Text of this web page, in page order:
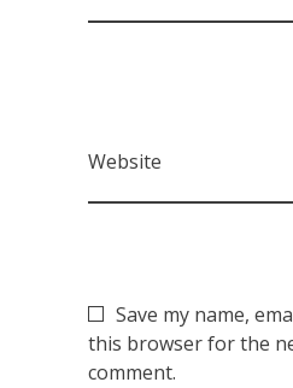
Website
Save my name,
this browser for the
comment.